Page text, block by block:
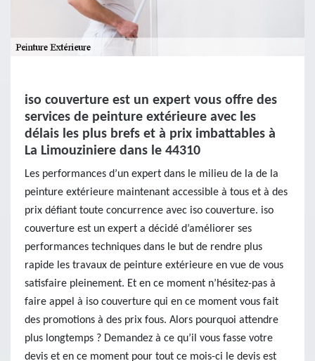
iso couverture est un expert vous offre des
services de peinture extérieure avec les
délais les plus brefs et à prix imbattables à
La Limouziniere dans le 44310
Les performances d’un expert dans le milieu de la de la
peinture extérieure maintenant accessible à tous et à des
prix défiant toute concurrence avec iso couverture. iso
couverture est un expert a décidé d’améliorer ses
performances techniques dans le but de rendre plus
rapide les travaux de peinture extérieure en vue de vous
satisfaire pleinement. Et en ce moment n’hésitez-pas à
faire appel à iso couverture qui en ce moment vous fait
des promotions à des prix fous. Alors pourquoi attendre
plus longtemps ? Demandez à ce qu’il vous fasse votre
devis et en ce moment pour tout ce mois-ci le devis est